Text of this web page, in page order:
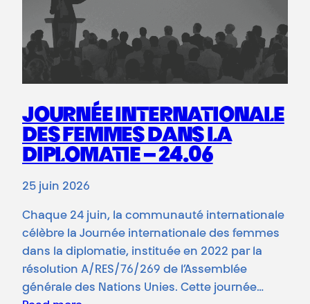
JOURNÉE INTERNATIONALE
DES FEMMES DANS LA
DIPLOMATIE – 24.06
25 juin 2026
Chaque 24 juin, la communauté internationale
célèbre la Journée internationale des femmes
dans la diplomatie, instituée en 2022 par la
résolution A/RES/76/269 de l’Assemblée
générale des Nations Unies. Cette journée…